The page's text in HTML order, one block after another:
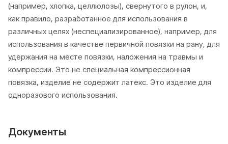
(например, хлопка, целлюлозы), свернутого в рулон, и,
как правило, разработанное для использования в
различных целях (неспециализированное), например, для
использования в качестве первичной повязки на рану, для
удержания на месте повязки, наложения на травмы и
компрессии. Это не специальная компрессионная
повязка, изделие не содержит латекс. Это изделие для
одноразового использования.
Документы